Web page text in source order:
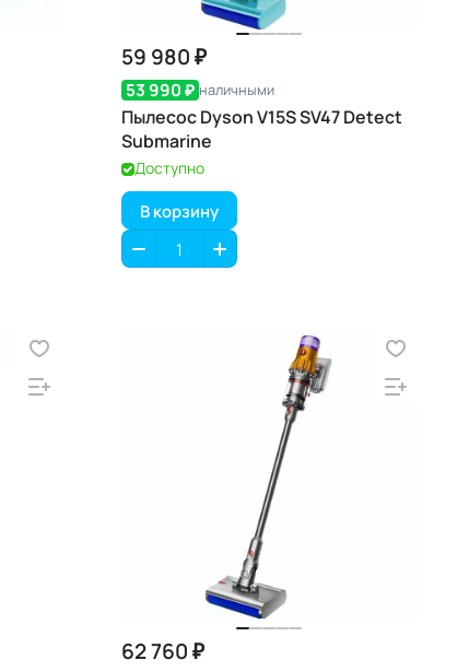
59 980 ₽
53 990 ₽ наличными
Пылесос Dyson V15S SV47 Detect
Submarine
Доступно
В корзину
62 760 ₽